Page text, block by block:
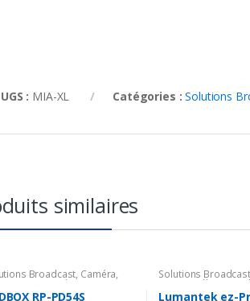
UGS : MIA-XL Catégories :Solutions
similaires
Broadcast, Caméra,
Caméra Batterie &
RP-PD54S
Solutions Broadcast
Mélanger
Lumantek ez-